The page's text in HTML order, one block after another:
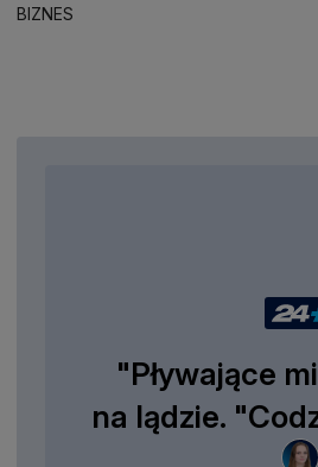
BIZNES
"Pływające
na lądzie.